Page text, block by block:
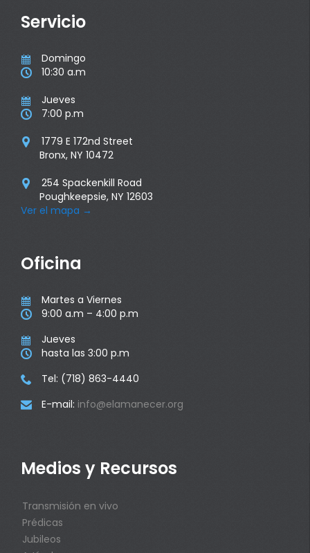
Servicio
 Domingo
 10:30 a.m
 Jueves
 7:00 p.m

1779 E 172nd Street
Bronx, NY 10472

254 Spackenkill Road
Poughkeepsie, NY 12603
Ver el mapa →
Oficina
 Martes a Viernes
 9:00 a.m – 4:00 p.m
 Jueves
 hasta las 3:00 p.m
 Tel: (718) 863-4440
 E-mail: info@elamanecer.org
Medios y Recursos
Transmisión en vivo
Prédicas
Jubileos